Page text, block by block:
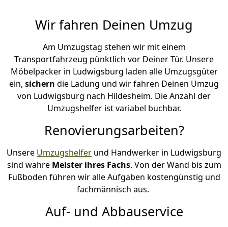
Wir fahren Deinen Umzug
Am Umzugstag stehen wir mit einem
Transportfahrzeug pünktlich vor Deiner Tür. Unsere
Möbelpacker in Ludwigsburg laden alle Umzugsgüter
ein, sichern die Ladung und wir fahren Deinen Umzug
von Ludwigsburg nach Hildesheim. Die Anzahl der
Umzugshelfer ist variabel buchbar.
Renovierungsarbeiten?
Unsere Umzugshelfer und Handwerker in Ludwigsburg
sind wahre Meister ihres Fachs. Von der Wand bis zum
Fußboden führen wir alle Aufgaben kostengünstig und
fachmännisch aus.
Auf- und Abbauservice